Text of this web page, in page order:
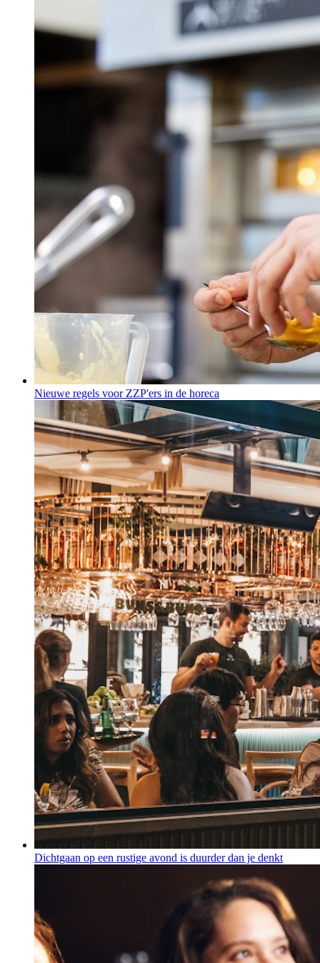
Nieuwe regels voor ZZP'ers in de horeca
Dichtgaan op een rustige avond is duurder dan je denkt